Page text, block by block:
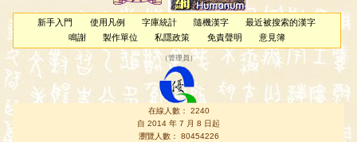
新手入門 使用凡例 字庫統計 隨機漢字
最近被搜索的漢字
鳴謝
製作單位 私隱政策 免責聲明 意見簿
（管理員 ）
在線人數： 2240
自 2014 年 7 月 8 日起
瀏覽人數： 80454226